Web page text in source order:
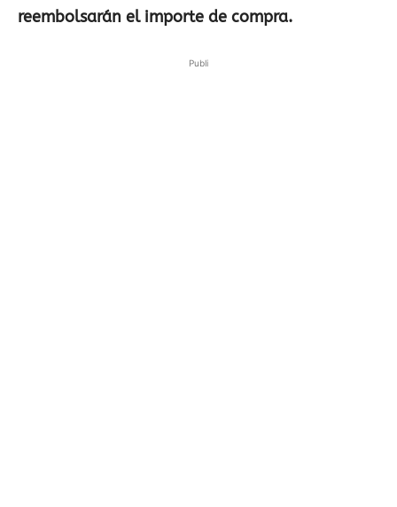
reembolsarán el importe de compra.
Publi